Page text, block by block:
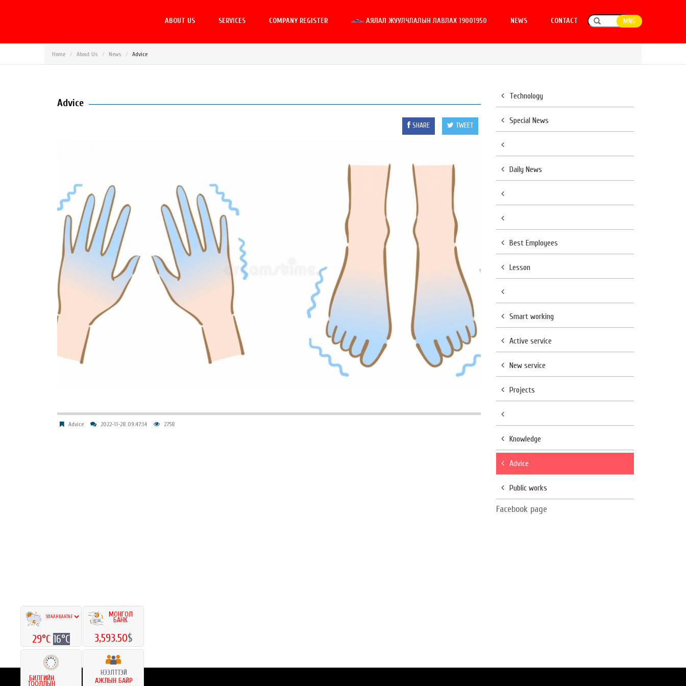
ABOUT US SERVICES COMPANY REGISTER АЯЛАЛ ЖУУЛЧЛАЛЫН ЛАВЛАХ 19001950 NEWS CONTACT MNG
Home About Us News Advice
Advice
SHARE TWEET
Advice 2022-11-28 09:47:14 2758
Technology
Special News
Daily News
Best Employees
Lesson
Smart working
Active service
New service
Projects
Knowledge
Advice
Public works
Facebook page
29°C 16°C
МОНГОЛ
БАНК
3,593.50$
БИЛГИЙН
ТООЛЛЫН
НЭЭЛТТЭЙ
АЖЛЫН БАЙР